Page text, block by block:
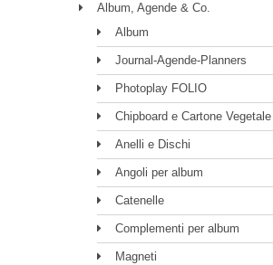
Album, Agende & Co.
Album
Journal-Agende-Planners
Photoplay FOLIO
Chipboard e Cartone Vegetale
Anelli e Dischi
Angoli per album
Catenelle
Complementi per album
Magneti